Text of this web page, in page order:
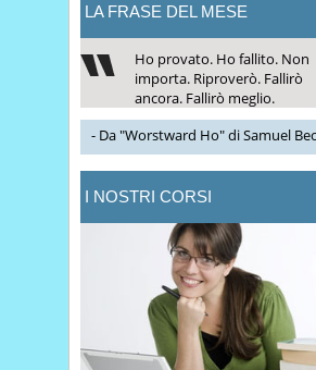
LA FRASE DEL MESE
Ho provato. Ho fallito. Non
importa. Riproverò. Fallirò
ancora. Fallirò meglio.
- Da "Worstward Ho" di Samuel
I NOSTRI CORSI